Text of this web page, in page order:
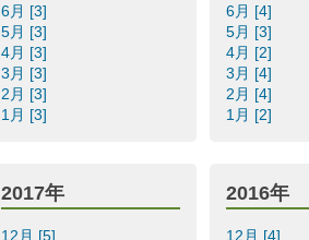
6月 [3]
5月 [3]
4月 [3]
3月 [3]
2月 [3]
1月 [3]
6月 [4]
5月 [3]
4月 [2]
3月 [4]
2月 [4]
1月 [2]
2017年
12月 [5]
2016年
12月 [4]